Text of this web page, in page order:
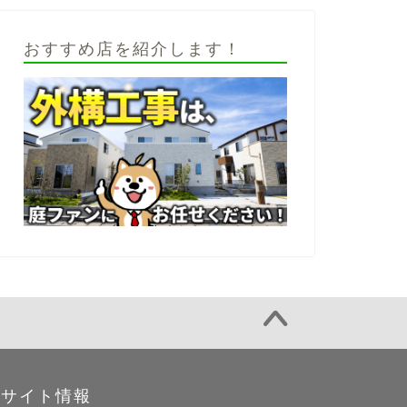
おすすめ店を紹介します！
サイト情報